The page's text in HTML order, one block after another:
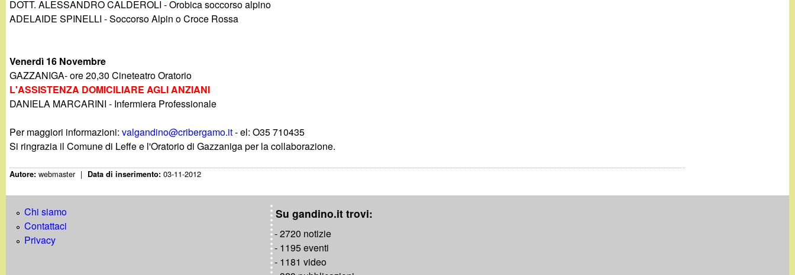
tDOTT. ALESSANDRO CALDEROLI - Orobica soccorso alpino
ADELAIDE SPINELLI - Soccorso Alpin o Croce Rossa
Venerdì 16 Novembre
GAZZANIGA- ore 20,30 Cineteatro Oratorio
L'ASSISTENZA DOMICILIARE AGLI ANZIANI
DANIELA MARCARINI - Infermiera Professionale
Per maggiori informazioni:valgandino@cribergamo.it- el: O35 710435
Si ringrazia il Comune di Leffe e l'Oratorio di Gazzaniga per la collaborazione.
Autore:webmaster | Data di inserimento:03-11-2012
Chi siamo
Contattaci
Privacy
Su gandino.it trovi:
- 2720 notizie
- 1195 eventi
- 1181 video